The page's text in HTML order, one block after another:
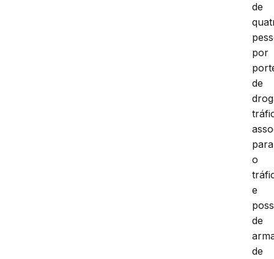
de
por
de
para
o
e
de
de